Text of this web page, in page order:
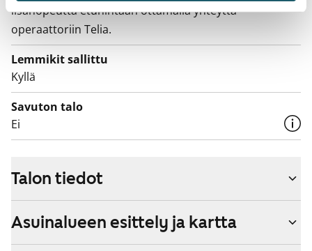
lisänopeutta etuhintaan ottamalla yhteyttä
operaattoriin Telia.
Lemmikit sallittu
Kyllä
Savuton talo
Ei
Talon tiedot
Asuinalueen esittely ja kartta